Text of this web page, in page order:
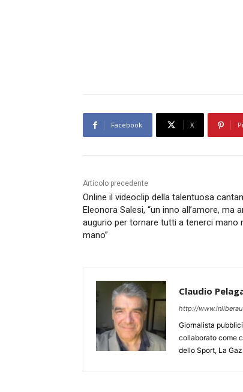
Facebook X
Articolo precedente
Online il videoclip della talentuosa
Eleonora Salesi, “un inno all’amore, ma
augurio per tornare tutti a tenerci mano
mano”
Claudio
http://
Giornalista
collaborato come
dello Sport, La